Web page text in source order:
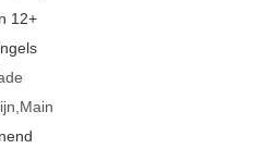
12+
Main